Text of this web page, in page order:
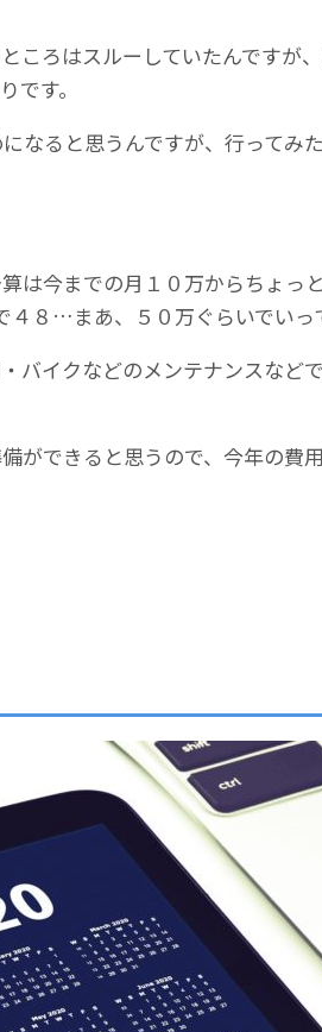
ころはスルーしていたんですが
です。
なると思うんですが、行ってみ
は今までの月１０万からちょっと
４８…まあ、５０万ぐらいでいっ
バイクなどのメンテナンスなど
ができると思うので、今年の費